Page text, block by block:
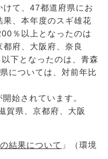
て、47都道府県にお
果、本年度のスギ雄花
％以上となったのは
府、大阪府、奈良
下となったのは、青森
については、対前年比
始されています。
県、京都府、大阪
結果について 」（環境